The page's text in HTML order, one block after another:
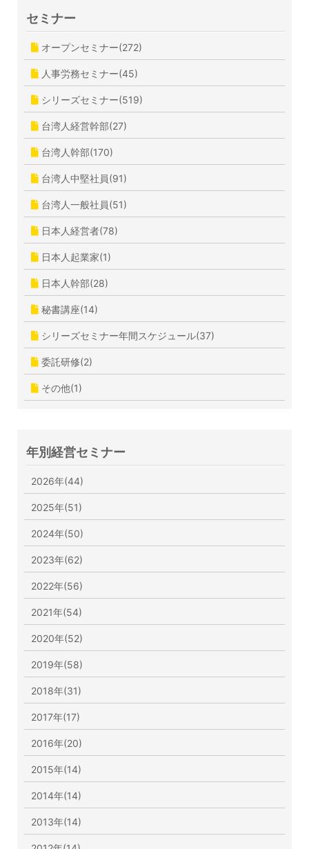
セミナー
オープンセミナー(272)
人事労務セミナー(45)
シリーズセミナー(519)
台湾人経営幹部(27)
台湾人幹部(170)
台湾人中堅社員(91)
台湾人一般社員(51)
日本人経営者(78)
日本人起業家(1)
日本人幹部(28)
秘書講座(14)
シリーズセミナー年間スケジュール(37)
委託研修(2)
その他(1)
年別経営セミナー
2026年(44)
2025年(51)
2024年(50)
2023年(62)
2022年(56)
2021年(54)
2020年(52)
2019年(58)
2018年(31)
2017年(17)
2016年(20)
2015年(14)
2014年(14)
2013年(14)